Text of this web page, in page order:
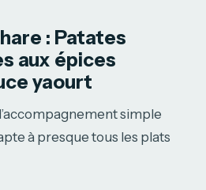
: Patates
aux épices
yaourt
simple
à presque tous les plats